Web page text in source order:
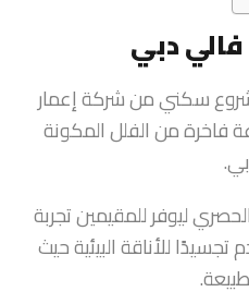
فالي دبي
سكني من شركة إعمار
فاخرة من الفلل المكونة
ليوفر للمقيمين تجربة
للأناقة البيئية حيث